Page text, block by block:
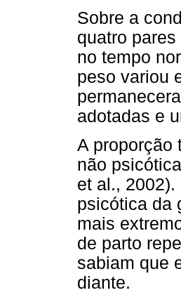
Sobre a
quatro
no tempo
peso variou
adotadas e
A proporção
não
et al.,
psicótica da
mais
de parto
sabiam que
diante.